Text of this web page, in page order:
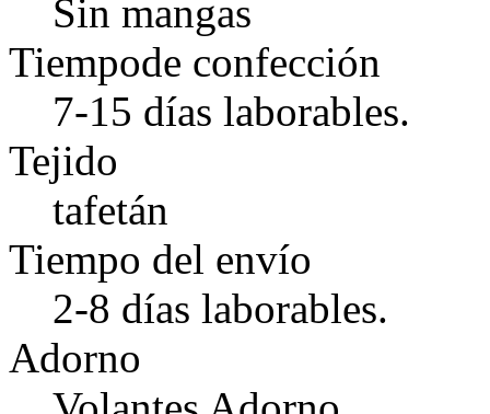
Sin mangas
Tiempode confección
7-15 días laborables.
Tejido
tafetán
Tiempo del envío
2-8 días laborables.
Adorno